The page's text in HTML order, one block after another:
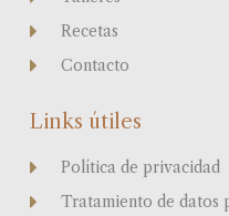
Recetas
Contacto
Links útiles
Política de privacidad
Tratamiento de datos